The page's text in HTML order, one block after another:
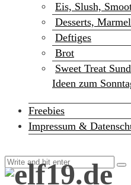
Eis, Slush,
Desserts,
Deftiges
Brot
Sweet Treat
Ideen zum
Freebies
Impressum &